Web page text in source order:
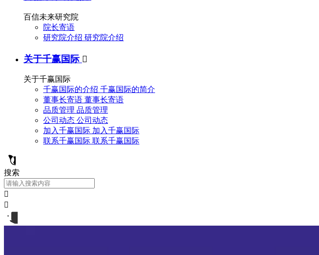
百信未来研究院
院长寄语
研究院介绍 研究院介绍
关于千赢国际 
关于千赢国际
千赢国际的介绍 千赢国际的简介
董事长寄语 董事长寄语
品质管理 品质管理
公司动态 公司动态
加入千赢国际 加入千赢国际
联系千赢国际 联系千赢国际
搜索

